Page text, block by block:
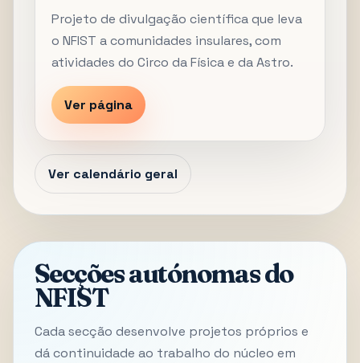
Projeto de divulgação científica que leva
o NFIST a comunidades insulares, com
atividades do Circo da Física e da Astro.
Ver página
Ver calendário geral
Secções autónomas do
NFIST
Cada secção desenvolve projetos próprios e
dá continuidade ao trabalho do núcleo em